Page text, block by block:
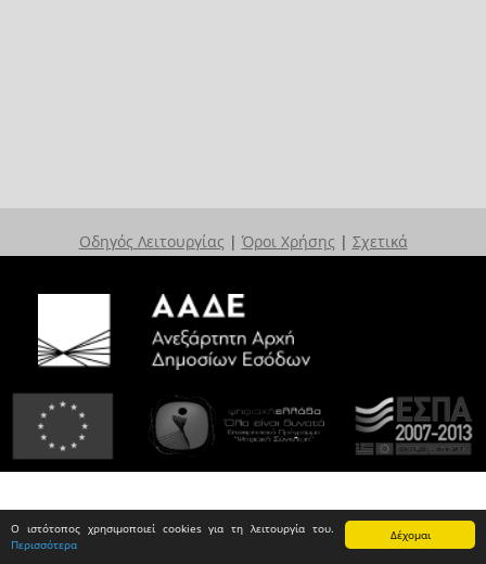
Δέχομαι
Ο ιστότοπος χρησιμοποιεί cookies για τη λειτουργία του.
Περισσότερα
Οδηγός Λειτουργίας | Όροι Χρήσης | Σχετικά